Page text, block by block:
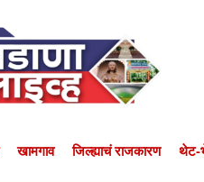
खामगाव जिल्ह्याचं राजकारण थेट-